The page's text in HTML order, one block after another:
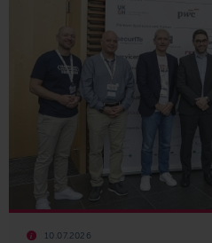
10.07.2026